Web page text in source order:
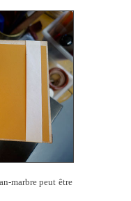
marbre peut être